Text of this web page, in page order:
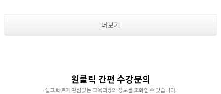
더보기
원클릭 간편 수강문의
쉽고 빠르게 관심있는 교육과정의 정보를 조회할 수 있습니다.